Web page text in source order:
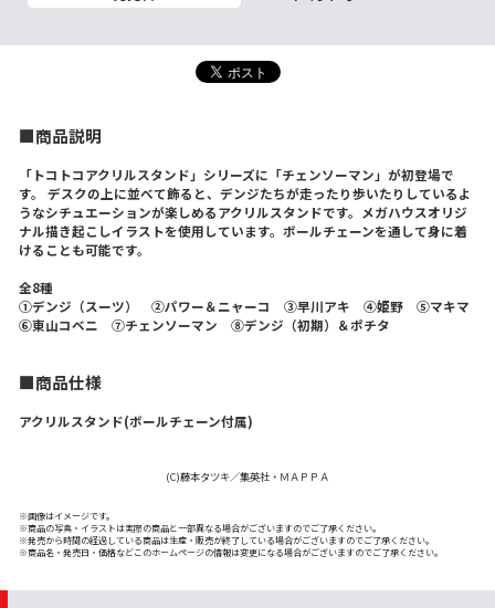
■商品説明
「トコトコアクリルスタンド」シリーズに「チェンソーマン」が初登場で
す。 デスクの上に並べて飾ると、デンジたちが走ったり歩いたりしているよ
うなシチュエーションが楽しめるアクリルスタンドです。メガハウスオリジ
ナル描き起こしイラストを使用しています。ボールチェーンを通して身に着
けることも可能です。
全8種
①デンジ（スーツ） ②パワー＆ニャーコ ③早川アキ ④姫野 ⑤マキマ
⑥東山コベニ ⑦チェンソーマン ⑧デンジ（初期）＆ポチタ
■商品仕様
アクリルスタンド(ボールチェーン付属)
(C)藤本タツキ／集英社・ＭＡＰＰＡ
※画像はイメージです。
※商品の写真・イラストは実際の商品と一部異なる場合がございますのでご了承ください。
※発売から時間の経過している商品は生産・販売が終了している場合がございますのでご了承ください。
※商品名・発売日・価格などこのホームページの情報は変更になる場合がございますのでご了承ください。